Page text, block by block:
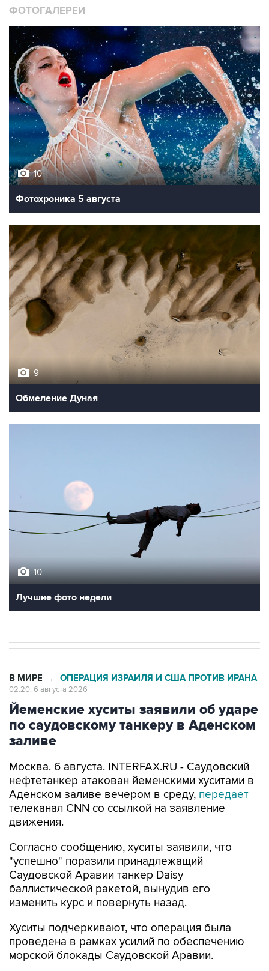
ФОТОГАЛЕРЕИ
10
Фотохроника 5 августа
9
Обмеление Дуная
10
Лучшие фото недели
В МИРЕ → ОПЕРАЦИЯ ИЗРАИЛЯ И США ПРОТИВ ИРАНА
02:20, 6 августа 2026
Йеменские хуситы заявили об ударе
по саудовскому танкеру в Аденском
заливе
Москва. 6 августа. INTERFAX.RU - Саудовский
нефтетанкер атакован йеменскими хуситами в
Аденском заливе вечером в среду, передает
телеканал CNN со ссылкой на заявление
движения.
Согласно сообщению, хуситы заявили, что
"успешно" поразили принадлежащий
Саудовской Аравии танкер Daisy
баллистической ракетой, вынудив его
изменить курс и повернуть назад.
Хуситы подчеркивают, что операция была
проведена в рамках усилий по обеспечению
морской блокады Саудовской Аравии.